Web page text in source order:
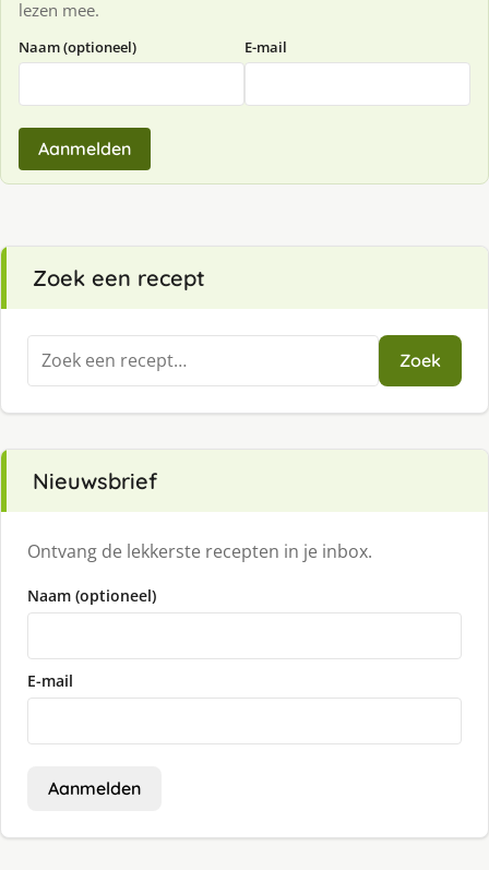
lezen mee.
Naam (optioneel) E-mail
Aanmelden
Zoek een recept
Zoeken
naar:
Zoek
Nieuwsbrief
Ontvang de lekkerste recepten in je inbox.
Naam (optioneel)
E-mail
Aanmelden